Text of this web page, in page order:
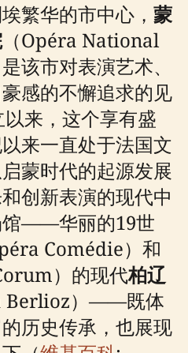
繁华的市中心， 蒙
（Opéra National
该市对表演艺术、
感的不懈追求的见
来，这个享有盛
来一直处于法国文
蒙时代的起源发展
创新表演的现代中
馆——华丽的19世
Comédie）和
）的现代柏辽
Berlioz）——既体
历史传承，也展现